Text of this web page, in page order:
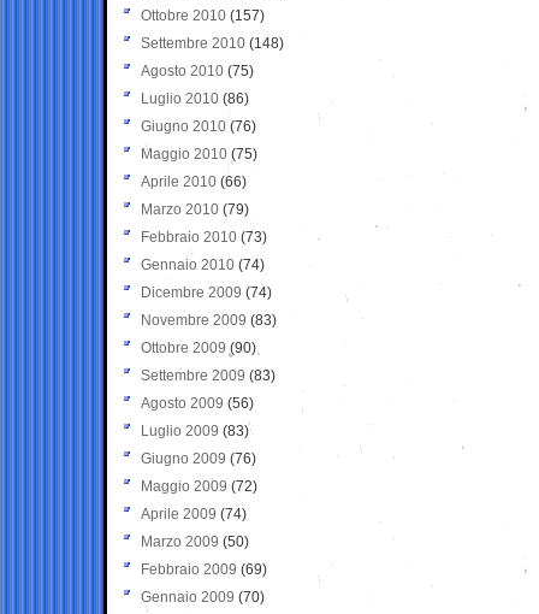
Ottobre 2010 (157)
Settembre 2010 (148)
Agosto 2010 (75)
Luglio 2010 (86)
Giugno 2010 (76)
Maggio 2010 (75)
Aprile 2010 (66)
Marzo 2010 (79)
Febbraio 2010 (73)
Gennaio 2010 (74)
Dicembre 2009 (74)
Novembre 2009 (83)
Ottobre 2009 (90)
Settembre 2009 (83)
Agosto 2009 (56)
Luglio 2009 (83)
Giugno 2009 (76)
Maggio 2009 (72)
Aprile 2009 (74)
Marzo 2009 (50)
Febbraio 2009 (69)
Gennaio 2009 (70)